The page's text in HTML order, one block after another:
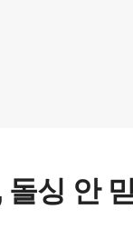
돌싱 안